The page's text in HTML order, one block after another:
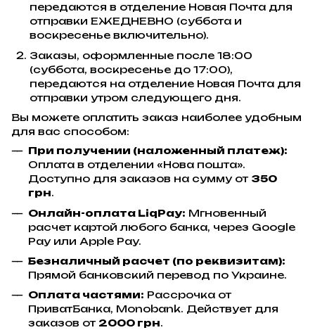
передаются в отделение Новая Почта для
отправки ЕЖЕДНЕВНО (суббота и
воскресенье включительно).
Заказы, оформленные после 18:00
(суббота, воскресенье до 17:00),
передаются на отделение Новая Почта для
отправки утром следующего дня.
Вы можете оплатить заказ наиболее удобным
для вас способом:
При получении (наложенный платеж):
Оплата в отделении «Нова пошта».
Доступно для заказов на сумму от 350
грн.
Онлайн-оплата LiqPay: Мгновенный
расчет картой любого банка, через Google
Pay или Apple Pay.
Безналичный расчет (по реквизитам):
Прямой банковский перевод по Украине.
Оплата частями: Рассрочка от
ПриватБанка, Monobank. Действует для
заказов от 2000 грн.